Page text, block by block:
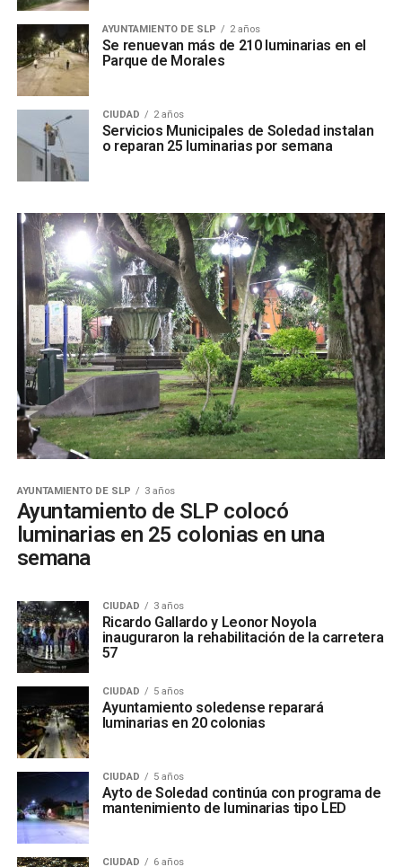
AYUNTAMIENTO DE SLP 2 años
Se renuevan más de 210 luminarias en el
Parque de Morales
CIUDAD 2 años
Servicios Municipales de Soledad instalan
o reparan 25 luminarias por semana
AYUNTAMIENTO DE SLP 3 años
Ayuntamiento de SLP colocó
luminarias en 25 colonias en una
semana
CIUDAD 3 años
Ricardo Gallardo y Leonor Noyola
inauguraron la rehabilitación de la carretera
57
CIUDAD 5 años
Ayuntamiento soledense reparará
luminarias en 20 colonias
CIUDAD 5 años
Ayto de Soledad continúa con programa de
mantenimiento de luminarias tipo LED
CIUDAD 6 años